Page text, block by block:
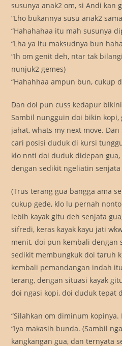
susunya anak2 om, si Andi kan
“Lho bukannya susu anak2
“Hahahahaa itu mah susunya
“Lha ya itu maksudnya bun
“Ih om genit deh, ntar tak
nunjuk2 gemes)
“Hahahhaa ampun bun, cukup
Dan doi pun cuss kedapur
Sambil nungguin doi bikin
jahat, whats my next move.
cari posisi duduk di kursi
klo nnti doi duduk didepan
dengan sedikit ngeliatin senjata
(Trus terang gua bangga ama
cukup gede, klo lu pernah
lebih kayak gitu deh senjata
sifredi, keras kayak kayu jati
menit, doi pun kembali dengan
sedikit membungkuk doi taruh
kembali pemandangan indah
terang, dengan situasi kayak
doi ngasi kopi, doi duduk tepat
“Silahkan om diminum
“Iya makasih bunda. (Sambil
kangkangan gua, dan ternyata